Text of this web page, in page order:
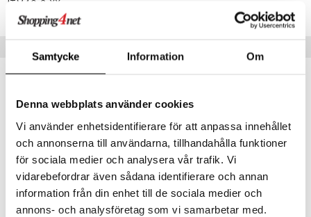
Samtycke Information Om
Denna webbplats använder cookies
Vi använder enhetsidentifierare för att anpassa innehållet
och annonserna till användarna, tillhandahålla funktioner
för sociala medier och analysera vår trafik. Vi
vidarebefordrar även sådana identifierare och annan
information från din enhet till de sociala medier och
annons- och analysföretag som vi samarbetar med.
ITM40-2-XX